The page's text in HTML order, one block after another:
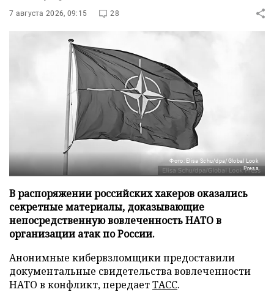
7 августа 2026, 09:15 28
Фото: Elisa Schu/dpa/Global Look
Press
В распоряжении российских хакеров оказались
секретные материалы, доказывающие
непосредственную вовлеченность НАТО в
организации атак по России.
Анонимные кибервзломщики предоставили
документальные свидетельства вовлеченности
НАТО в конфликт, передаетТАСС.